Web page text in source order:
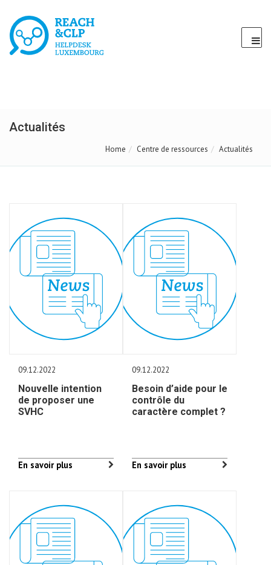
Actualités
Home Centre de ressources Actualités
09.12.2022
Nouvelle intention
de proposer une
SVHC
En savoir plus
09.12.2022
Besoin d’aide pour le
contrôle du
caractère complet ?
En savoir plus